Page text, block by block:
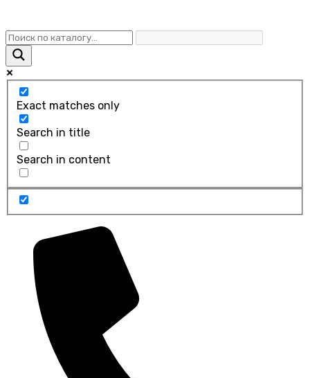
Exact matches only
Search in title
Search in content